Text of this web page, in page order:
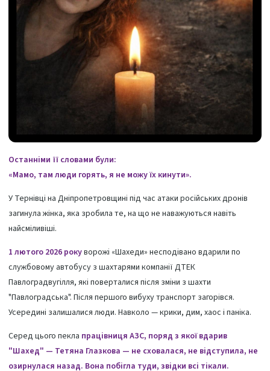
Останніми її словами були:
«Мамо, там люди горять, я не можу їх кинути».
У Тернівці на Дніпропетровщині під час атаки російських дронів
загинула жінка, яка зробила те, на що не наважуються навіть
найсміливіші.
1 лютого 2026 рокуворожі «Шахеди» несподівано вдарили по
службовому автобусу з шахтарями компанії ДТЕК
Павлоградвугілля, які поверталися після зміни з шахти
"Павлоградська". Після першого вибуху транспорт загорівся.
Усередині залишалися люди. Навколо — крики, дим, хаос і паніка.
Серед цього пекла працівниця АЗС, поряд з якої вдарив
"Шахед" — Тетяна Глазкова — не сховалася, не відступила, не
озирнулася назад. Вона побігла туди, звідки всі тікали.